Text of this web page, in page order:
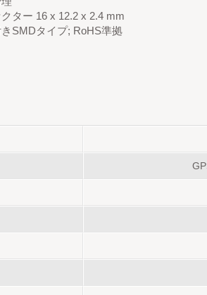
ター 16 x 12.2 x 2.4 mm
SMDタイプ; RoHS準拠